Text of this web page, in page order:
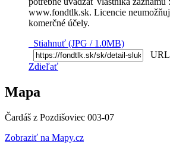
www.fondtlk.sk. Licencie
komerčné účely.
Stiahnuť (JPG / 1.0MB)
URL
Zdieľať
Mapa
Čardáš z Pozdišoviec 003-07
Zobraziť na Mapy.cz